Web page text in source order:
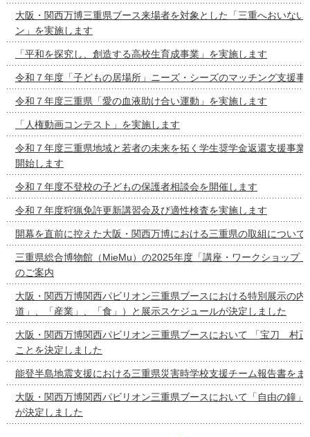
大阪・関西万博三重県ブース来場者を対象とした「三重へおいない
ン」を実施します
「平和を探究し、創造する高校生育成事業」を実施します
令和７年度「子どもの居場所」ニーズ・シーズのマッチング支援事
令和７年度三重県「愛の血液助け合い運動」を実施します
「人権動画コンテスト」を実施します
令和７年度三重県地域と若者の未来を拓く学生奨学金返還支援事業
開始します
令和７年度不登校の子どもの保護者相談会を開催します
令和７年度狩猟免許更新講習会及び適性検査を実施します
開幕を直前に控えた大阪・関西万博における三重県の取組について
三重県総合博物館（MieMu）の2025年度「講座・ワークショップ
のご案内
大阪・関西万博関西パビリオン三重県ブースにおける特別展示の内
道」、「産業」、「食」）と展示スケジュールが決定しました
大阪・関西万博関西パビリオン三重県ブースにおいて 「宝刀 村
ことを決定しました
能登半島地震支援における三重県災害時学校支援チーム報告書をま
大阪・関西万博関西パビリオン三重県ブースにおいて「自由の鐘」
が決定しました